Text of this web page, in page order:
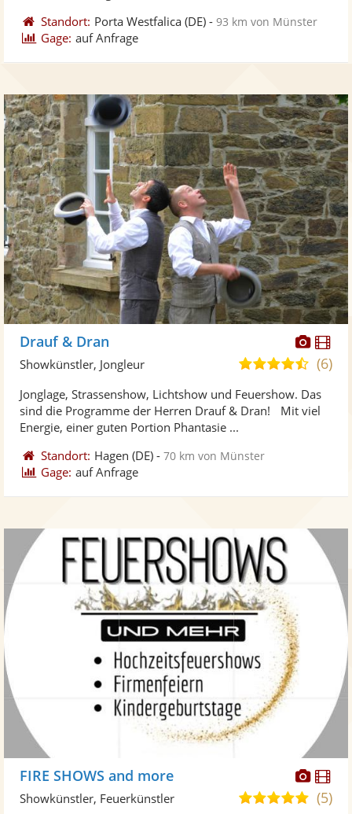
Standort: Porta Westfalica (DE) -93 km von Münster
Gage: auf Anfrage
Fotos
Drauf & Dran
4,6
5
(6)
Showkünstler, Jongleur
Jonglage, Strassenshow, Lichtshow und Feuershow. Das
sind die Programme der Herren Drauf & Dran! Mit viel
Energie, einer guten Portion Phantasie ...
Standort: Hagen (DE) -70 km von Münster
Gage: auf Anfrage
FIRE SHOWS and more
5,0(5)
Showkünstler, Feuerkünstler